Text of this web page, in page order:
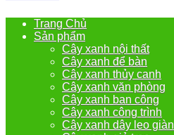
Trang Chủ
Sản phẩm
Cây xanh nội thất
Cây xanh để bàn
Cây xanh thủy canh
Cây xanh văn phòng
Cây xanh ban công
Cây xanh công trình
Cây xanh dây leo giàn